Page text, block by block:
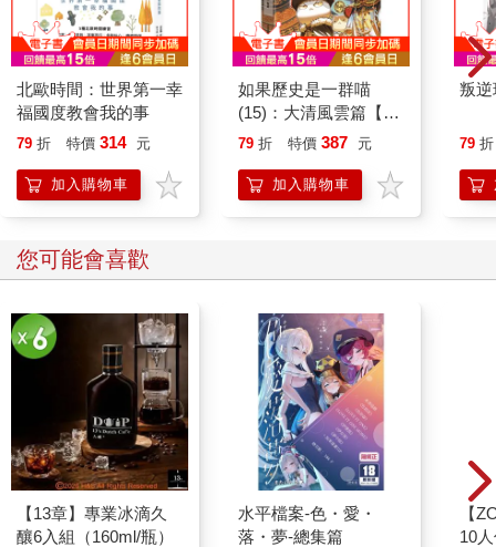
北歐時間：世界第一幸
福國度教會我的事
79 折 特價 314 元
加入購物車
如果歷史是一群喵
(15)：大清風雲篇【萌
貓漫畫學歷史】
79 折 特價 387 元
加入購物車
叛逆
79 折
您可能會喜歡
【13章】專業冰滴久
釀6入組（160ml/瓶）
水平檔案-色・愛・
落・夢-總集篇